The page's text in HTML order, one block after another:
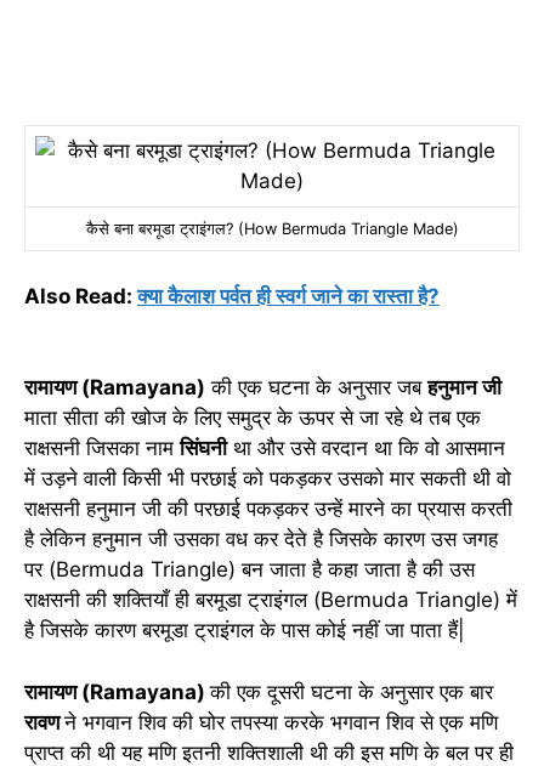
कैसे बना बरमूडा ट्राइंगल? (How Bermuda Triangle Made)
Also Read:क्या कैलाश पर्वत ही स्वर्ग जाने का रास्ता है?
रामायण (Ramayana) की एक घटना के अनुसार जबहनुमान जी
माता सीता की खोज के लिए समुद्र के ऊपर से जा रहे थे तब एक
राक्षसनी जिसका नामसिंघनीथा और उसे वरदान था कि वो आसमान
में उड़ने वाली किसी भी परछाई को पकड़कर उसको मार सकती थी वो
राक्षसनी हनुमान जी की परछाई पकड़कर उन्हें मारने का प्रयास करती
है लेकिन हनुमान जी उसका वध कर देते है जिसके कारण उस जगह
पर (Bermuda Triangle) बन जाता है कहा जाता है की उस
राक्षसनी की शक्तियाँ ही बरमूडा ट्राइंगल (Bermuda Triangle) में
है जिसके कारण बरमूडा ट्राइंगल के पास कोई नहीं जा पाता हैं|
रामायण (Ramayana)की एक दूसरी घटना के अनुसार एक बार
रावणने भगवान शिव की घोर तपस्या करके भगवान शिव से एक मणि
प्राप्त की थी यह मणि इतनी शक्तिशाली थी की इस मणि के बल पर ही